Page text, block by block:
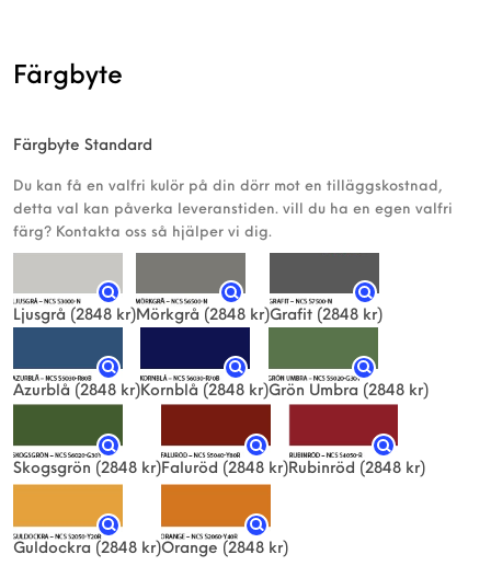
Färgbyte
Färgbyte Standard
Du kan få en valfri kulör på din dörr mot en tilläggskostnad,
detta val kan påverka leveranstiden. vill du ha en egen valfri
färg? Kontakta oss så hjälper vi dig.
Ljusgrå (2848 kr)Mörkgrå (2848 kr)Grafit (2848 kr)
Azurblå (2848 kr)Kornblå (2848 kr)Grön Umbra (2848 kr)
Skogsgrön (2848 kr)Faluröd (2848 kr)Rubinröd (2848 kr)
Guldockra (2848 kr)Orange (2848 kr)